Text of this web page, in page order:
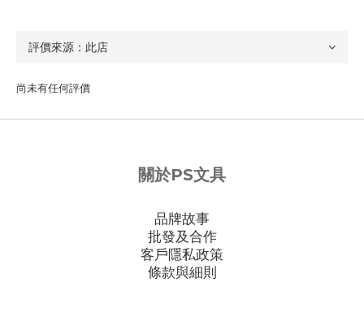
尚未有任何評價
關於PS文具
品牌故事
批發及合作
客戶隱私政策
條款與細則